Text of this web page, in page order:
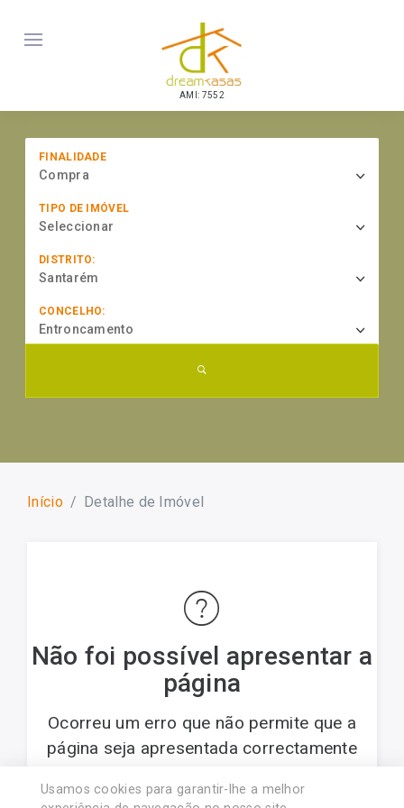
Usamos cookies para garantir-lhe a melhor
AMI: 7552
FINALIDADE
Compra
TIPO DE IMÓVEL
Seleccionar
DISTRITO:
Santarém
CONCELHO:
Entroncamento
Início Detalhe de Imóvel
Não foi possível apresentar a
página
Ocorreu um erro que não permite que a
página seja apresentada correctamente